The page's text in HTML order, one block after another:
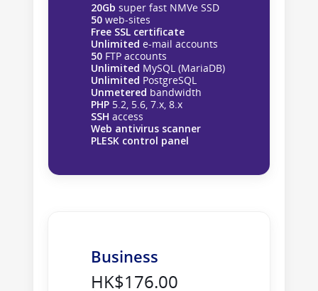
20Gb super fast NMVe SSD
50web-sites
Free SSL certificate
Unlimited e-mail accounts
50FTP accounts
Unlimited MySQL (MariaDB)
Unlimited PostgreSQL
Unmetered bandwidth
PHP5.2, 5.6, 7.x, 8.x
SSH access
Web antivirus scanner
PLESK control panel
Business
HK$176.00